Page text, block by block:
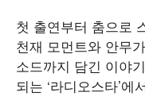
첫 출연부터 춤으로
천재 모먼트와 안무
소드까지 담긴 이야
되는 ‘라디오스타’에